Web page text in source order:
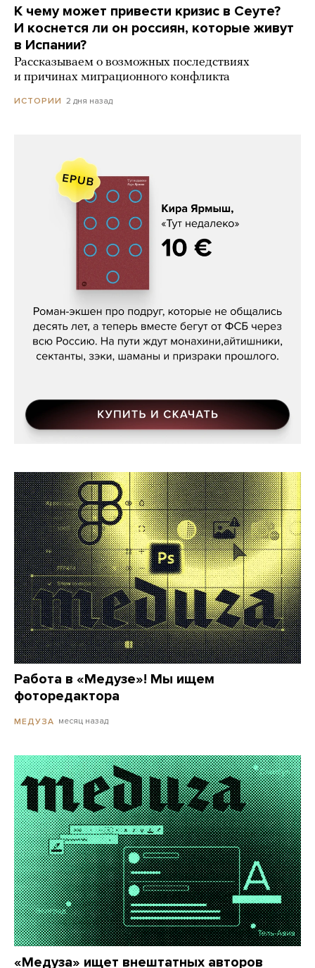
К чему может привести кризис в Сеуте?
И коснется ли он россиян, которые живут
в Испании?
Рассказываем о возможных последствиях
и причинах миграционного конфликта
ИСТОРИИ 2 дня назад
Кира Ярмыш, «Тут недалеко»
Работа в «Медузе»! Мы ищем
фоторедактора
МЕДУЗА месяц назад
«Медуза» ищет внештатных авторов